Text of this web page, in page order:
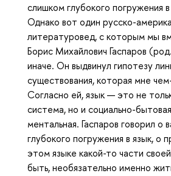
слишком глубокого погружения
Однако вот один русско-
литературовед, с которым мы
Борис Михайлович Гаспаров
иначе. Он выдвинул гипотезу
существования, которая мне
Согласно ей, язык — это не
система, но и социально-
ментальная. Гаспаров говорил о
глубокого погружения в язык, о
этом языке какой-то части
быть, необязательно именно